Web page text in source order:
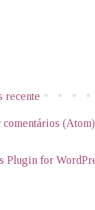
recente
comentários (Atom)